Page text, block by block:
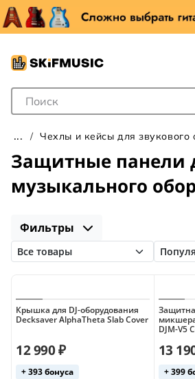
Поле для Поиска
Чехлы и кейсы для звукового
Защитные панели
музыкального
Фильтры
Крышка для DJ-оборудования
Decksaver AlphaTheta Slab Cover
12 990 ₽
+ 393 бонуса
DJM-V5
13
+ 399